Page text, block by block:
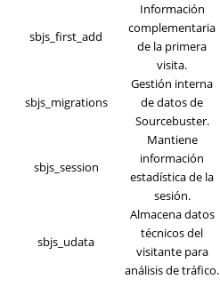
sbjs_first_add
Información
complementaria
de la primera
visita.
sbjs_migrations
Gestión interna
de datos de
Sourcebuster.
sbjs_session
Mantiene
información
estadística de la
sesión.
sbjs_udata
Almacena datos
técnicos del
visitante para
análisis de tráfico.